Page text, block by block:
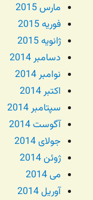
مارس 2015
فوریه 2015
ژانویه 2015
دسامبر 2014
نوامبر 2014
اکتبر 2014
سپتامبر 2014
آگوست 2014
جولای 2014
ژوئن 2014
می 2014
آوریل 2014